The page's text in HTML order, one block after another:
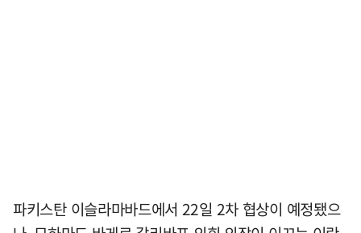
파키스탄 이슬라마바드에서 22일 2차 협상이 예정됐으